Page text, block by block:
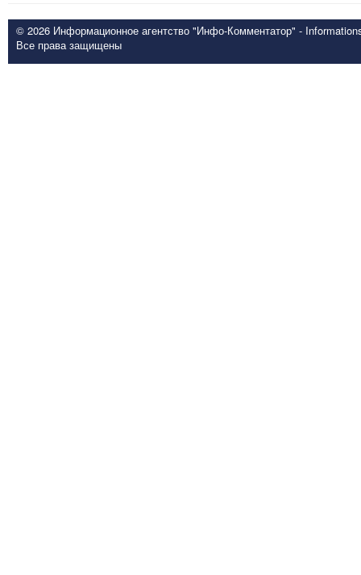
© 2026 Информационное агентство "Инфо-Комментатор" -
Все права защищены